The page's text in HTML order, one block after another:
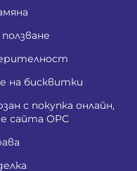
на бисквитки
с покупка онлайн,
сайта ОРС